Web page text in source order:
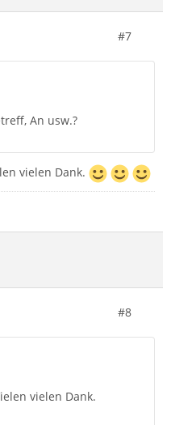
#7
An usw.?
vielen Dank.
#8
vielen Dank.